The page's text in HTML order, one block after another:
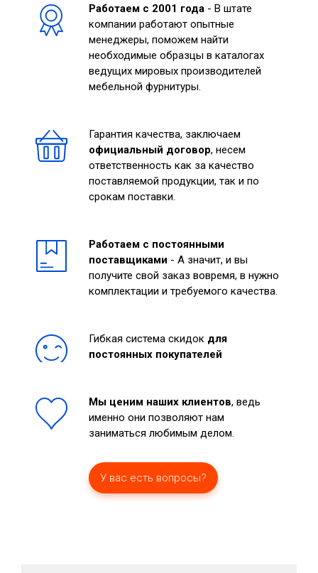
Работаем с 2001 года - В штате
компании работают опытные
менеджеры, поможем найти
необходимые образцы в каталогах
ведущих мировых производителей
мебельной фурнитуры.
Гарантия качества, заключаем
официальный договор, несем
ответственность как за качество
поставляемой продукции, так и по
срокам поставки.
Работаем с постоянными
поставщиками - А значит, и вы
получите свой заказ вовремя, в нужно
комплектации и требуемого качества.
Гибкая система скидок для
постоянных покупателей
Мы ценим наших клиентов, ведь
именно они позволяют нам
заниматься любимым делом.
У вас есть вопросы?